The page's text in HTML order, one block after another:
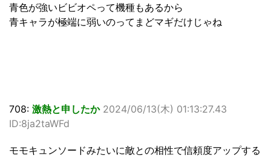
青色が強いビビオペって機種もあるから
青キャラが極端に弱いのってまどマギだけじゃね
708: 激熱と申したか 2024/06/13(木) 01:13:27.43
ID:8ja2taWFd
モモキュンソードみたいに敵との相性で信頼度アップする